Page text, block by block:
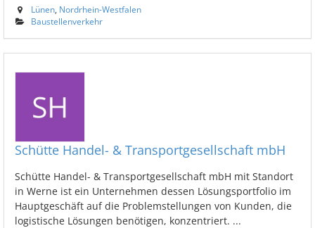
Lünen, Nordrhein-Westfalen
Baustellenverkehr
Schütte Handel- & Transportgesellschaft mbH
Schütte Handel- & Transportgesellschaft mbH mit Standort
in Werne ist ein Unternehmen dessen Lösungsportfolio im
Hauptgeschäft auf die Problemstellungen von Kunden, die
logistische Lösungen benötigen, konzentriert. ...